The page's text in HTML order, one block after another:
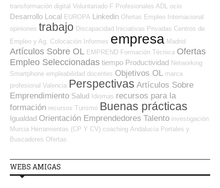
transformación digital Voluntariado F Profesionales ADL ocio
Desarrollo Local EUROPA Linkedin Ofertas Empleo Internacional
opiniones trabajo Discapacidad Iniciativas Privadas Centros de
Empleo y Ag. Colocación Informes empresa Madrid
Artículos Sobre OL EMPREND Formación Técnica Ofertas
Empleo Seleccionadas tiempo Productividad Networking
Smartphone empleabilidad docentes Objetivos OL marca
profesional Valencia Perspectivas Artículos Sobre
Emprendimiento Salud Idiomas recursos para la
formación recursos Turismo Buenas prácticas
Igualdad Orientación Emprendedores Talento investigación
Murcia Herramientas (CP Y CV) coaching Andalucía Portales y
Buscadores Ofertas
WEBS AMIGAS